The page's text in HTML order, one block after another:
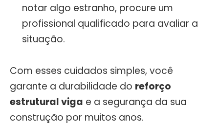
notar algo estranho, procure um
profissional qualificado para avaliar a
situação.
Com esses cuidados simples, você
garante a durabilidade do reforço
estrutural viga e a segurança da sua
construção por muitos anos.